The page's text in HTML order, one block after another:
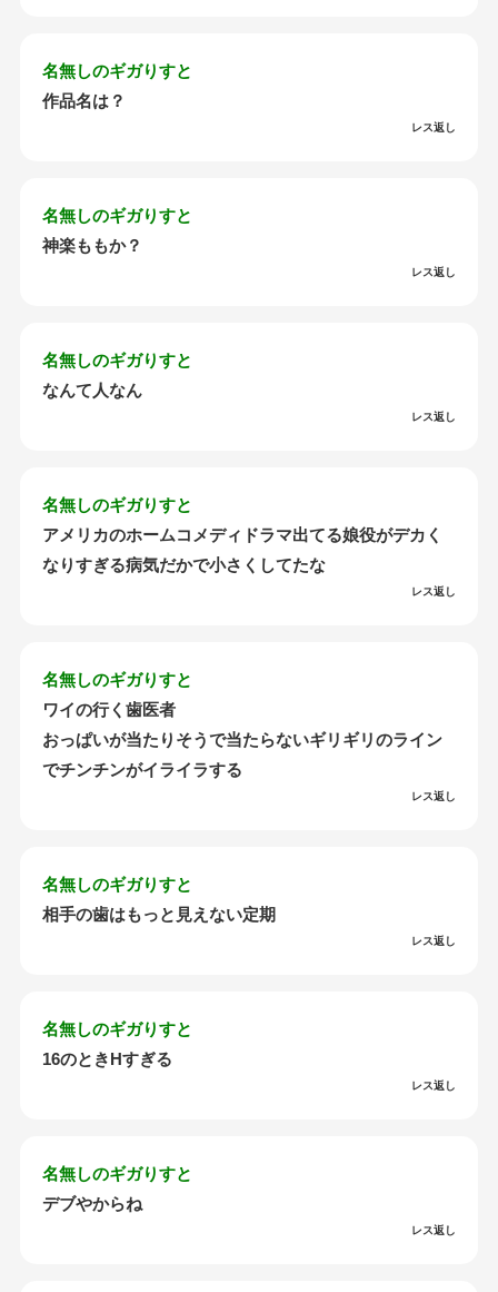
名無しのギガりすと
作品名は？
レス返し
名無しのギガりすと
神楽ももか？
レス返し
名無しのギガりすと
なんて人なん
レス返し
名無しのギガりすと
アメリカのホームコメディドラマ出てる娘役がデカく
なりすぎる病気だかで小さくしてたな
レス返し
名無しのギガりすと
ワイの行く歯医者
おっぱいが当たりそうで当たらないギリギリのライン
でチンチンがイライラする
レス返し
名無しのギガりすと
相手の歯はもっと見えない定期
レス返し
名無しのギガりすと
16のときHすぎる
レス返し
名無しのギガりすと
デブやからね
レス返し